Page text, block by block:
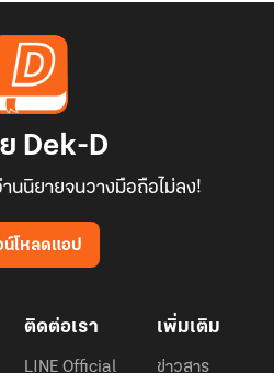
Dek-D
นนิยายจนวางมือถือไม่ลง!
น์โหลดแอป
ติดต่อเรา
LINE Official
เพิ่มเติม
ข่าวสาร